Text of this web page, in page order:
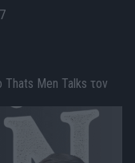
Men Talks τον